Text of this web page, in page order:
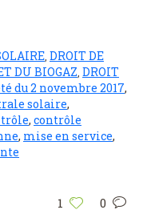
DROIT DE
DU BIOGAZ DROIT
du 2 novembre 2017,
solaire,
, contrôle
, mise en service,
1 0